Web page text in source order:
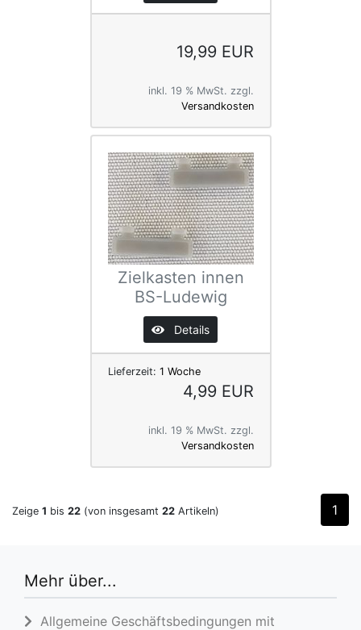
19,99 EUR
inkl. 19 % MwSt. zzgl.
Versandkosten
Zielkasten innen
BS-Ludewig
Details
Lieferzeit: 1 Woche
4,99 EUR
inkl. 19 % MwSt. zzgl.
Versandkosten
Zeige 1 bis 22 (von insgesamt 22 Artikeln) 1
Mehr über...
Allgemeine Geschäftsbedingungen mit